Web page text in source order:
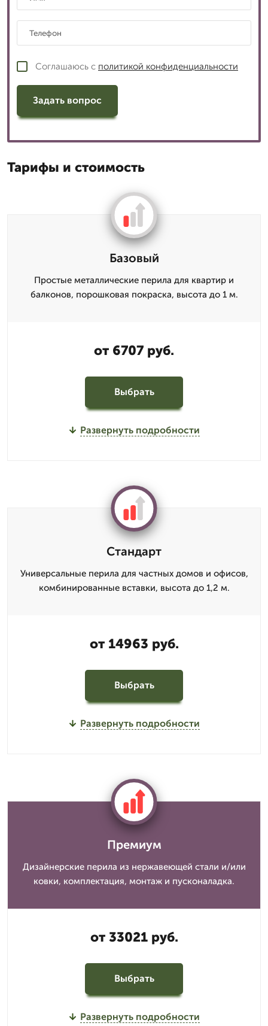
Соглашаюсь с политикой конфиденциальности
Задать вопрос
Тарифы и стоимость
Базовый
Простые металлические перила для квартир и
балконов, порошковая покраска, высота до 1 м.
от 6707 руб.
Выбрать
Развернуть подробности
Стандарт
Универсальные перила для частных домов и офисов,
комбинированные вставки, высота до 1,2 м.
от 14963 руб.
Выбрать
Развернуть подробности
Премиум
Дизайнерские перила из нержавеющей стали и/или
ковки, комплектация, монтаж и пусконаладка.
от 33021 руб.
Выбрать
Развернуть подробности